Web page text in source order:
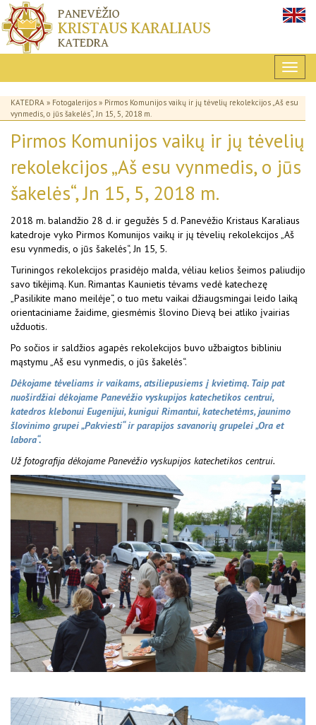
KATEDRA » Fotogalerijos » Pirmos Komunijos vaikų ir jų tėvelių rekolekcijos „Aš esu
vynmedis, o jūs šakelės“, Jn 15, 5, 2018 m.
Pirmos Komunijos vaikų ir jų tėvelių
rekolekcijos „Aš esu vynmedis, o jūs
šakelės“, Jn 15, 5, 2018 m.
2018 m. balandžio 28 d. ir gegužės 5 d. Panevėžio Kristaus Karaliaus
katedroje vyko Pirmos Komunijos vaikų ir jų tėvelių rekolekcijos „Aš
esu vynmedis, o jūs šakelės“, Jn 15, 5.
Turiningos rekolekcijos prasidėjo malda, vėliau kelios šeimos paliudijo
savo tikėjimą. Kun. Rimantas Kaunietis tėvams vedė katechezę
„Pasilikite mano meilėje“, o tuo metu vaikai džiaugsmingai leido laiką
orientaciniame žaidime, giesmėmis šlovino Dievą bei atliko įvairias
užduotis.
Po sočios ir saldžios agapės rekolekcijos buvo užbaigtos bibliniu
mąstymu „Aš esu vynmedis, o jūs šakelės“.
Dėkojame tėveliams ir vaikams, atsiliepusiems į kvietimą. Taip pat
nuoširdžiai dėkojame Panevėžio vyskupijos katechetikos centrui,
katedros klebonui Eugenijui, kunigui Rimantui, katechetėms, jaunimo
šlovinimo grupei „Pakviesti“ ir parapijos savanorių grupelei „Ora et
labora“.
Už fotografija dėkojame Panevėžio vyskupijos katechetikos centrui.